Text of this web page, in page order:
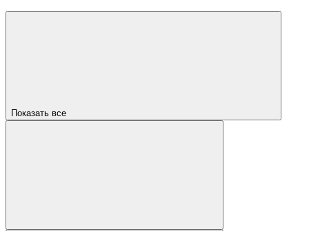
Показать все